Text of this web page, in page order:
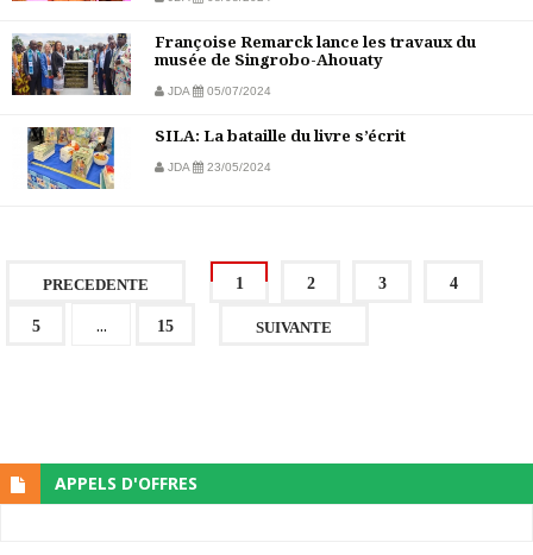
Françoise Remarck lance les travaux du
musée de Singrobo-Ahouaty
JDA 05/07/2024
SILA: La bataille du livre s’écrit
JDA 23/05/2024
PRECEDENTE 1 2 3 4
5 ... 15 SUIVANTE
APPELS D'OFFRES